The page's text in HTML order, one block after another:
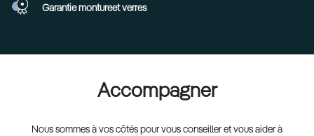
Garantie montureet verres
Accompagner
Nous sommes à vos côtés pour vous conseiller et vous aider à